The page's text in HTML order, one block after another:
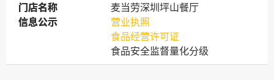
门店名称
门店名称
麦当劳深圳坪山餐厅
信息公示
信息公示
营业执照
食品经营许可证
食品安全监督量化分级